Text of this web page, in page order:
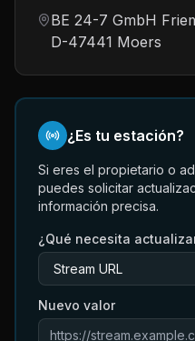
BE 24-7 GmbH
D-47441 Moers
¿Es tu estación?
Si eres el propietario o
puedes solicitar
información precisa.
¿Qué necesita
Nuevo valor